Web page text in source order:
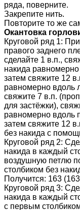
ряда, поверните.
Закрепите нить.
Повторите то же
Окантовка
Круговой ряд 1:
правого заднего
сделайте 1 в.п.,
накида
затем свяжите 12
равномерно вдоль
свяжите 7 в.п.
для застёжки),
равномерно вдоль
затем свяжите 12
без накида с
Круговой ряд 2:
накида в каждый
воздушную петлю
столбиком без
Получится: 163
Круговой ряд 3:
накида в каждый
с первым